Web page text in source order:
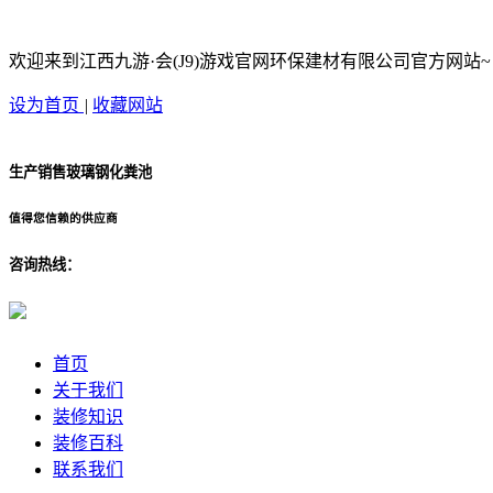
欢迎来到江西九游·会(J9)游戏官网环保建材有限公司官方网站~
设为首页 | 收藏网站
生产销售玻璃钢化粪池
值得您信赖的供应商
咨询热线：
首页
关于我们
装修知识
装修百科
联系我们